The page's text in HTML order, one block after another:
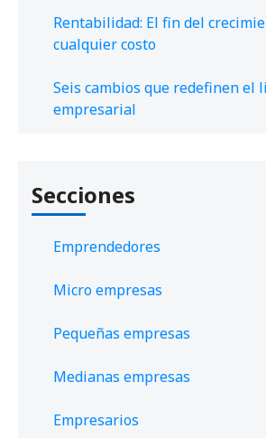
Rentabilidad: El fin del
cualquier costo
Seis cambios que redefinen el
empresarial
Secciones
Emprendedores
Micro empresas
Pequeñas empresas
Medianas empresas
Empresarios